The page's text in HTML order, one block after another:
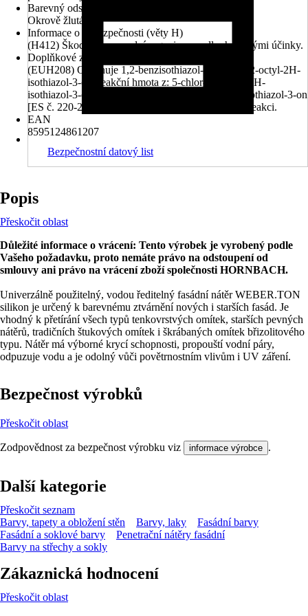
Barevný odstín
Okrově žlutá
Informace o nebezpečnosti (věty H)
(H412) Škodlivý pro vodní organismy, s dlouhodobými účinky.
Doplňkové znaky nebezpečnosti (věty EUH)
(EUH208) Obsahuje 1,2-benzisothiazol-3(2H)-on, 2-octyl-2H-
isothiazol-3-on, reakční hmota z: 5-chlor-2-methyl-2H-
isothiazol-3-on [ES č. 247-500-7] a 2-methyl-2H-isothiazol-3-on
[ES č. 220-239-6] (3:1) . Může vyvolat alergickou reakci.
EAN
8595124861207
Bezpečnostní datový list
Popis
Přeskočit oblast
Důležité informace o vrácení: Tento výrobek je vyrobený podle
Vašeho požadavku, proto nemáte právo na odstoupení od
smlouvy ani právo na vrácení zboží společnosti HORNBACH.
Univerzálně použitelný, vodou ředitelný fasádní nátěr WEBER.TON
silikon je určený k barevnému ztvárnění nových i starších fasád. Je
vhodný k přetírání všech typů tenkovrstvých omítek, starších pevných
nátěrů, tradičních štukových omítek i škrábaných omítek břizolitového
typu. Nátěr má výborné krycí schopnosti, propouští vodní páry,
odpuzuje vodu a je odolný vůči povětrnostním vlivům i UV záření.
Bezpečnost výrobků
Přeskočit oblast
Zodpovědnost za bezpečnost výrobku viz informace výrobce .
Další kategorie
Přeskočit seznam
Barvy, tapety a obložení stěn
Barvy, laky
Fasádní barvy
Fasádní a soklové barvy
Penetrační nátěry fasádní
Barvy na střechy a sokly
Zákaznická hodnocení
Přeskočit oblast